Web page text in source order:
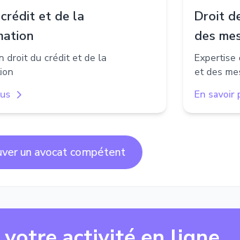
et de la
droit du crédit et de la
Droit
des
Expertise
et des
En savoir
un avocat compétent